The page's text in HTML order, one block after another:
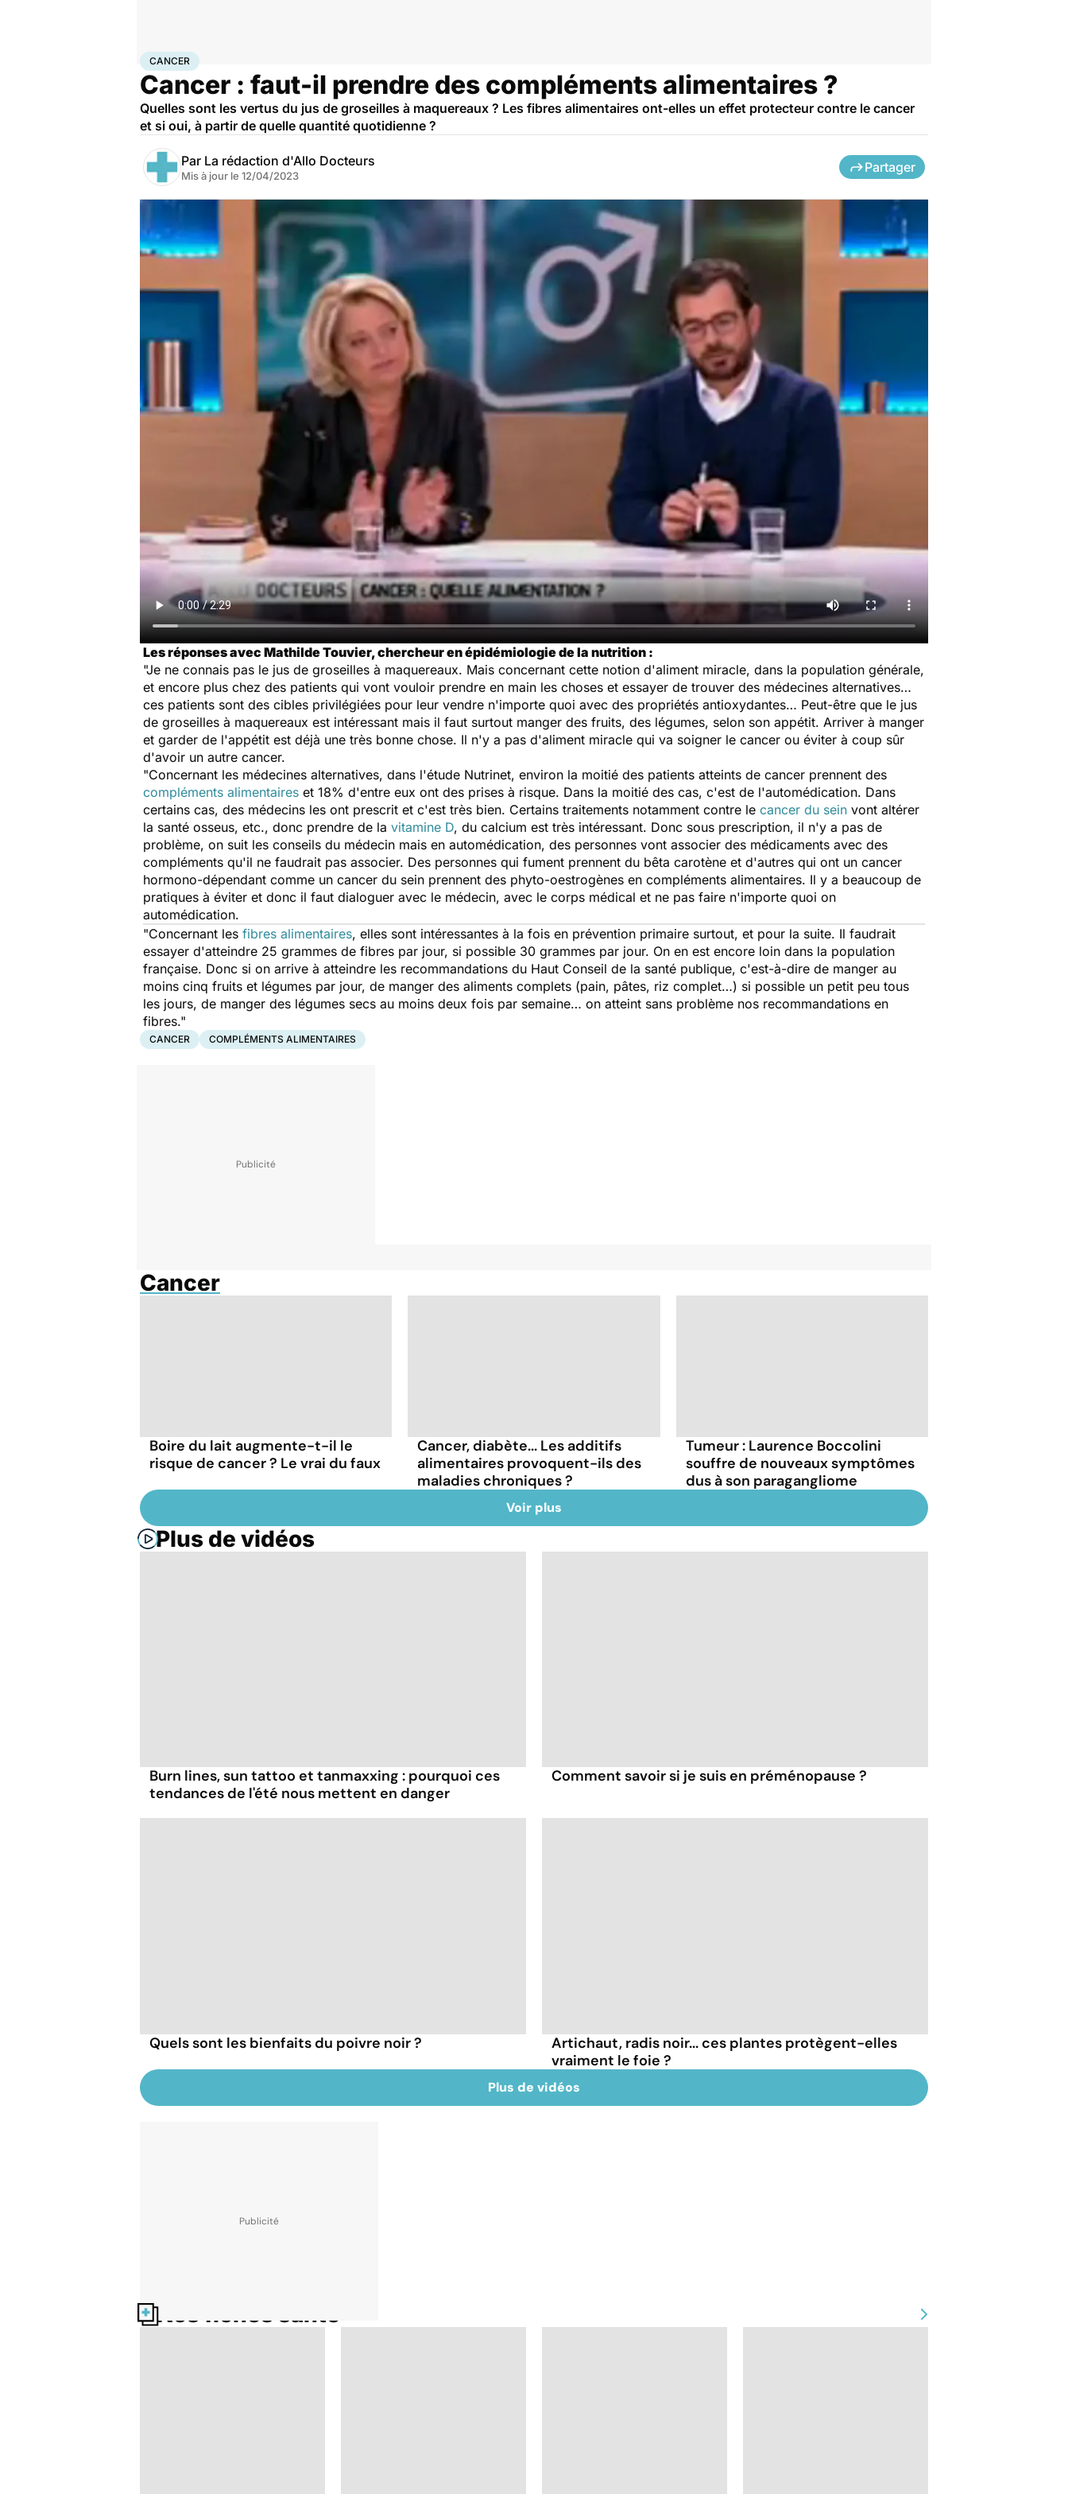
AccueilSanté
CANCER
Cancer : faut-il prendre des compléments alimentaires ?
Quelles sont les vertus du jus de groseilles à maquereaux ? Les fibres alimentaires ont-elles un effet protecteur contre le cancer
et si oui, à partir de quelle quantité quotidienne ?
Par La rédaction d'Allo Docteurs
Mis à jour le 12/04/2023
Partager
Les réponses avec Mathilde Touvier, chercheur en épidémiologie de la nutrition :
"Je ne connais pas le jus de groseilles à maquereaux. Mais concernant cette notion d'aliment miracle, dans la population générale,
et encore plus chez des patients qui vont vouloir prendre en main les choses et essayer de trouver des médecines alternatives…
ces patients sont des cibles privilégiées pour leur vendre n'importe quoi avec des propriétés antioxydantes… Peut-être que le jus
de groseilles à maquereaux est intéressant mais il faut surtout manger des fruits, des légumes, selon son appétit. Arriver à manger
et garder de l'appétit est déjà une très bonne chose. Il n'y a pas d'aliment miracle qui va soigner le cancer ou éviter à coup sûr
d'avoir un autre cancer.
"Concernant les médecines alternatives, dans l'étude Nutrinet, environ la moitié des patients atteints de cancer prennent des
compléments alimentaires et 18% d'entre eux ont des prises à risque. Dans la moitié des cas, c'est de l'automédication. Dans
certains cas, des médecins les ont prescrit et c'est très bien. Certains traitements notamment contre le cancer du sein vont altérer
la santé osseus, etc., donc prendre de la vitamine D, du calcium est très intéressant. Donc sous prescription, il n'y a pas de
problème, on suit les conseils du médecin mais en automédication, des personnes vont associer des médicaments avec des
compléments qu'il ne faudrait pas associer. Des personnes qui fument prennent du bêta carotène et d'autres qui ont un cancer
hormono-dépendant comme un cancer du sein prennent des phyto-oestrogènes en compléments alimentaires. Il y a beaucoup de
pratiques à éviter et donc il faut dialoguer avec le médecin, avec le corps médical et ne pas faire n'importe quoi on
automédication.
"Concernant les fibres alimentaires, elles sont intéressantes à la fois en prévention primaire surtout, et pour la suite. Il faudrait
essayer d'atteindre 25 grammes de fibres par jour, si possible 30 grammes par jour. On en est encore loin dans la population
française. Donc si on arrive à atteindre les recommandations du Haut Conseil de la santé publique, c'est-à-dire de manger au
moins cinq fruits et légumes par jour, de manger des aliments complets (pain, pâtes, riz complet…) si possible un petit peu tous
les jours, de manger des légumes secs au moins deux fois par semaine… on atteint sans problème nos recommandations en
fibres."
CANCER COMPLÉMENTS ALIMENTAIRES
Cancer
Boire du lait augmente-t-il le
risque de cancer ? Le vrai du faux
Cancer, diabète... Les additifs
alimentaires provoquent-ils des
maladies chroniques ?
Tumeur : Laurence Boccolini
souffre de nouveaux symptômes
dus à son paragangliome
Voir plus
Plus de vidéos
Burn lines, sun tattoo et tanmaxxing : pourquoi ces
tendances de l'été nous mettent en danger
Comment savoir si je suis en préménopause ?
Quels sont les bienfaits du poivre noir ?
Artichaut, radis noir... ces plantes protègent-elles
vraiment le foie ?
Plus de vidéos
Nos fiches santé